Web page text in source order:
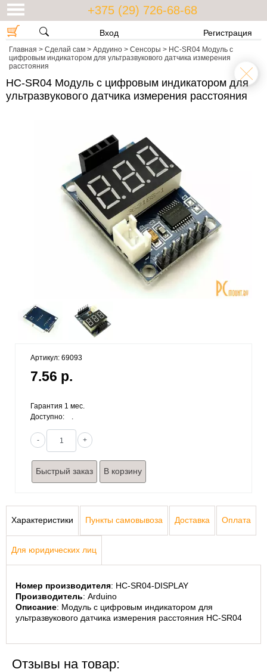
+375 (29) 726-68-68
Вход Регистрация
Главная > Сделай сам > Ардуино > Сенсоры > HC-SR04 Модуль с
цифровым индикатором для ультразвукового датчика измерения
расстояния
HC-SR04 Модуль с цифровым индикатором для
ультразвукового датчика измерения расстояния
Артикул: 69093
7.56 р.
Гарантия 1 мес.
Доступно:
- +
Быстрый заказ
Характеристики Пункты самовывоза Доставка Оплата
Для юридических лиц
Номер производителя: HC-SR04-DISPLAY
Производитель: Arduino
Описание: Модуль с цифровым индикатором для
ультразвукового датчика измерения расстояния HC-SR04
Отзывы на товар: